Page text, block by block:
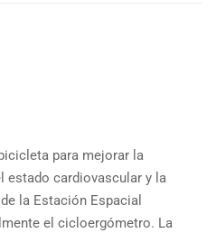
para mejorar la
estado cardiovascular y la
la Estación Espacial
el cicloergómetro. La